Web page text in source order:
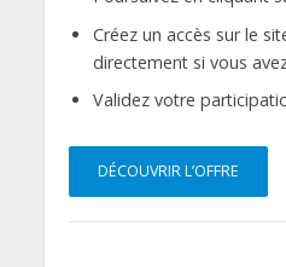
Créez un accès sur le
directement si vous
Validez votre
DÉCOUVRIR L’OFFRE